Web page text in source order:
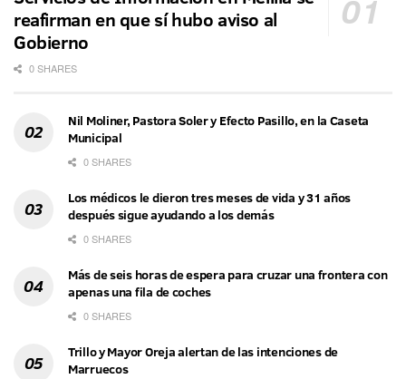
reafirman en que sí hubo aviso al
Gobierno
0 SHARES
Nil Moliner, Pastora Soler y Efecto Pasillo, en la Caseta
Municipal
0 SHARES
Los médicos le dieron tres meses de vida y 31 años
después sigue ayudando a los demás
0 SHARES
Más de seis horas de espera para cruzar una frontera con
apenas una fila de coches
0 SHARES
Trillo y Mayor Oreja alertan de las intenciones de
Marruecos